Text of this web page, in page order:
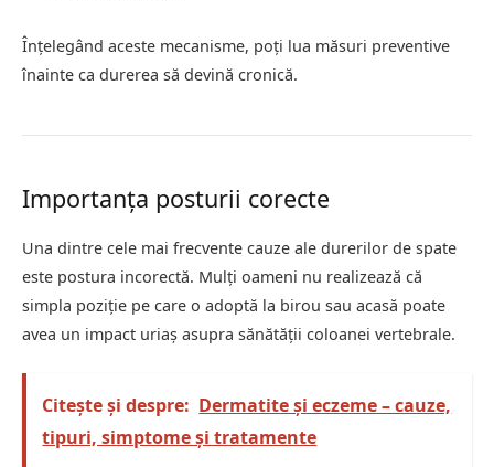
Înțelegând aceste mecanisme, poți lua măsuri preventive
înainte ca durerea să devină cronică.
Importanța posturii corecte
Una dintre cele mai frecvente cauze ale durerilor de spate
este postura incorectă. Mulți oameni nu realizează că
simpla poziție pe care o adoptă la birou sau acasă poate
avea un impact uriaș asupra sănătății coloanei vertebrale.
Citește și despre: Dermatite și eczeme – cauze,
tipuri, simptome și tratamente